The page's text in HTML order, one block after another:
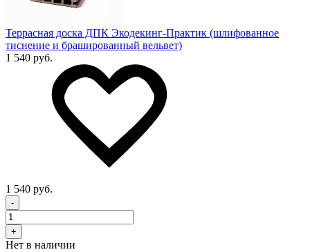
Террасная доска ДПК Экодекинг-Практик (шлифованное
тиснение и брашированный вельвет)
1 540 руб.
1 540 руб.
-
+
Нет в наличии